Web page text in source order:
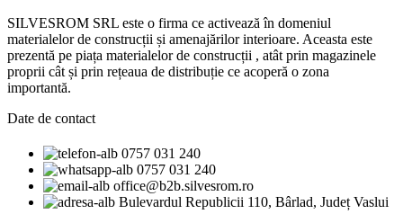
SILVESROM SRL este o firma ce activează în domeniul
materialelor de construcții și amenajărilor interioare. Aceasta este
prezentă pe piața materialelor de construcții , atât prin magazinele
proprii cât și prin rețeaua de distribuție ce acoperă o zona
importantă.
Date de contact
0757 031 240
0757 031 240
office@b2b.silvesrom.ro
Bulevardul Republicii 110, Bârlad, Județ Vaslui